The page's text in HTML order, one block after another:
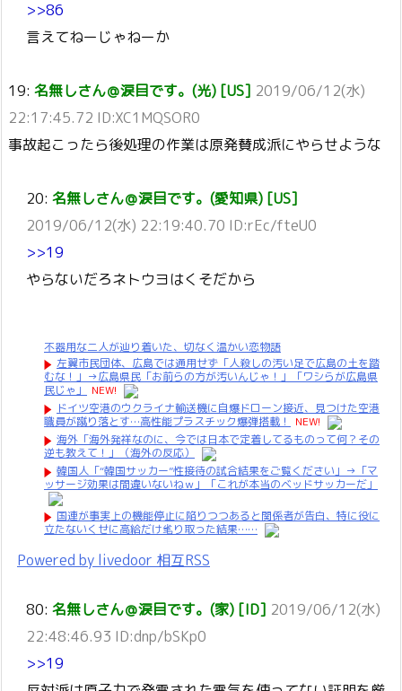
>>86
言えてねーじゃねーか
19: 名無しさん＠涙目です。(光) [US] 2019/06/12(水)
22:17:45.72 ID:XC1MQSOR0
事故起こったら後処理の作業は原発賛成派にやらせような
20: 名無しさん＠涙目です。(愛知県) [US]
2019/06/12(水) 22:19:40.70 ID:rEc/fteU0
>>19
やらないだろネトウヨはくそだから
不器用な二人が辿り着いた、切なく温かい恋物語
左翼市民団体、広島では通用せず「人殺しの汚い足で広島の土を踏
むな！」→広島県民「お前らの方が汚いんじゃ！」「ワシらが広島県
民じゃ」
NEW!
ドイツ空港のウクライナ輸送機に自爆ドローン接近、見つけた空港
職員が蹴り落とす…高性能プラスチック爆弾搭載！
NEW!
海外「海外発祥なのに、今では日本で定着してるものって何？その
逆も教えて！」（海外の反応）
韓国人「“韓国サッカー”性接待の試合結果をご覧ください」→「マ
ッサージ効果は間違いないねｗ」「これが本当のベッドサッカーだ」
国連が事実上の機能停止に陥りつつあると関係者が告白、特に役に
立たないくせに高給だけ毟り取った結果……
Powered by livedoor 相互RSS
80: 名無しさん＠涙目です。(家) [ID] 2019/06/12(水)
22:48:46.93 ID:dnp/bSKp0
>>19